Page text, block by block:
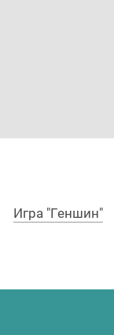
Игра "Геншин"